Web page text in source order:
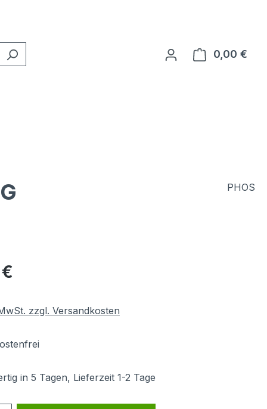
0,00 €
PHOS
zzgl. Versandkosten
in 5 Tagen, Lieferzeit 1-2 Tage